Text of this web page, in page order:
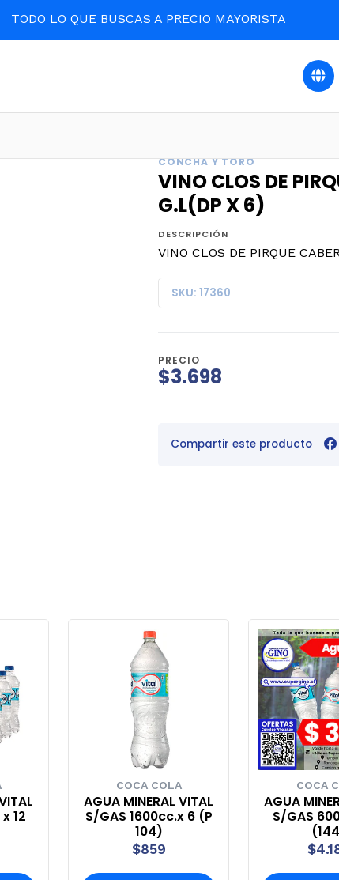
TODO LO QUE BUSCAS A PRECIO MAYORISTA
CONCHA Y TORO
VINO CLOS DE
G.L(DP X 6)
DESCRIPCIÓN
VINO CLOS DE PIRQUE
SKU: 17360
PRECIO
$3.698
Compartir este producto
12
COCA COLA
AGUA MINERAL VITAL
S/GAS 1600cc.x 6 (P
104)
$859
COCA
AGUA
S/GAS